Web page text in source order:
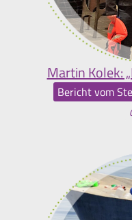
Martin Kolek:
Bericht vom